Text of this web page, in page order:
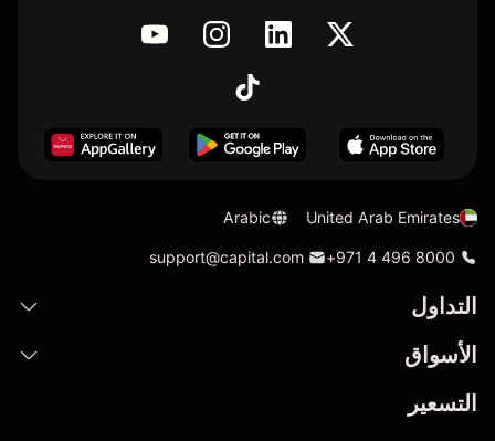
United Arab Emirates
Arabic
+971 4 496 8000
support@capital.com
التداول
الأسواق
التسعير